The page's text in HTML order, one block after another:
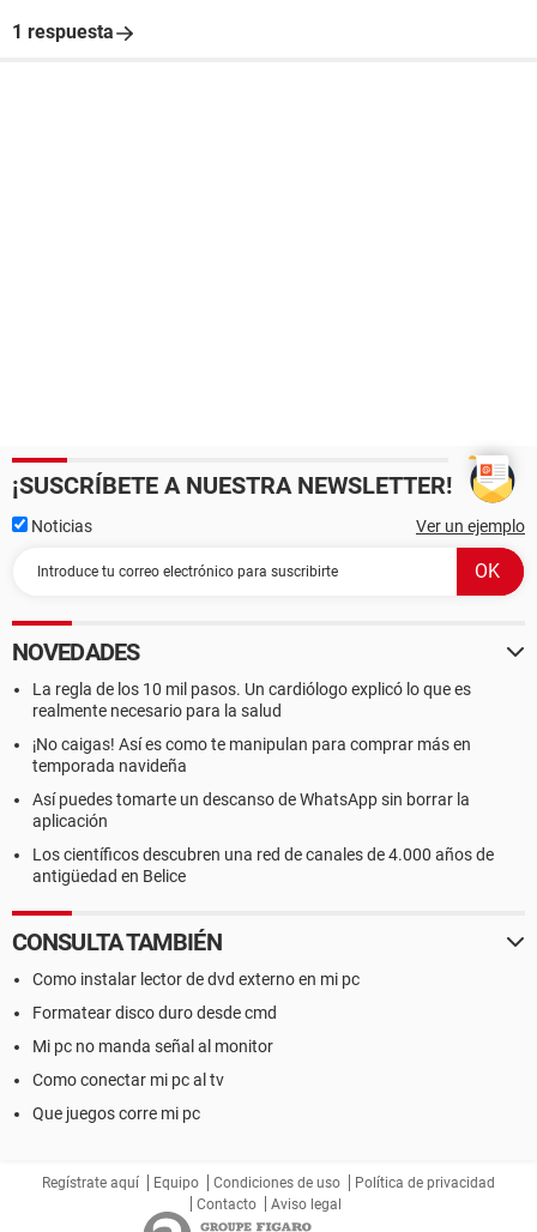
1 respuesta
¡SUSCRÍBETE A NUESTRA NEWSLETTER!
Noticias Ver un ejemplo
NOVEDADES
La regla de los 10 mil pasos. Un cardiólogo explicó lo que es
realmente necesario para la salud
¡No caigas! Así es como te manipulan para comprar más en
temporada navideña
Así puedes tomarte un descanso de WhatsApp sin borrar la
aplicación
Los científicos descubren una red de canales de 4.000 años de
antigüedad en Belice
CONSULTA TAMBIÉN
Como instalar lector de dvd externo en mi pc
Formatear disco duro desde cmd
Mi pc no manda señal al monitor
Como conectar mi pc al tv
Que juegos corre mi pc
Regístrate aquí Equipo Condiciones de uso
Política de privacidad
Contacto
Aviso legal